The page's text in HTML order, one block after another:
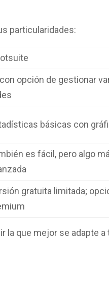
particularidades:
opción de gestionar
básicas con
es fácil, pero algo
gratuita limitada;
la que mejor se adapte a